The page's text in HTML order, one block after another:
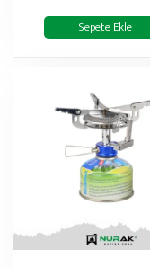
Sepete Ekle